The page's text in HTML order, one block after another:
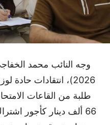
2026)، انتقادات
طلبة من القاعات